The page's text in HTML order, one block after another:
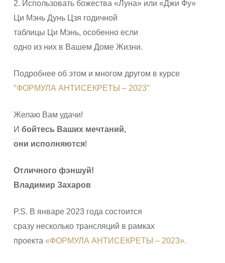
2. Использовать божества «Луна» или «Джи Фу»
Ци Мэнь Дунь Цзя годичной
таблицы Ци Мэнь, особенно если
одно из них в Вашем Доме Жизни.
Подробнее об этом и многом другом в курсе
″ФОРМУЛА АНТИСЕКРЕТЫ – 2023″
Желаю Вам удачи!
И бойтесь Ваших мечтаний,
они исполняются!
Отличного фэншуй!
Владимир Захаров
P.S. В январе 2023 года состоится
сразу несколько трансляций в рамках
проекта «ФОРМУЛА АНТИСЕКРЕТЫ – 2023».